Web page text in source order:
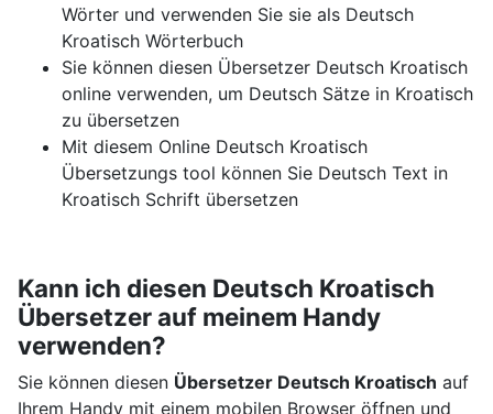
Wörter und verwenden Sie sie als Deutsch
Kroatisch Wörterbuch
Sie können diesen Übersetzer Deutsch Kroatisch
online verwenden, um Deutsch Sätze in Kroatisch
zu übersetzen
Mit diesem Online Deutsch Kroatisch
Übersetzungs tool können Sie Deutsch Text in
Kroatisch Schrift übersetzen
Kann ich diesen Deutsch Kroatisch
Übersetzer auf meinem Handy
verwenden?
Sie können diesen Übersetzer Deutsch Kroatisch auf
Ihrem Handy mit einem mobilen Browser öffnen und